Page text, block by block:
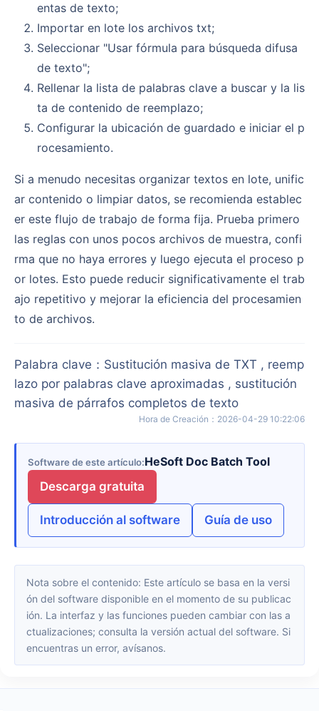
entas de texto;
Importar en lote los archivos txt;
Seleccionar "Usar fórmula para búsqueda difusa
de texto";
Rellenar la lista de palabras clave a buscar y la lis
ta de contenido de reemplazo;
Configurar la ubicación de guardado e iniciar el p
rocesamiento.
Si a menudo necesitas organizar textos en lote, unific
ar contenido o limpiar datos, se recomienda establec
er este flujo de trabajo de forma fija. Prueba primero
las reglas con unos pocos archivos de muestra, confi
rma que no haya errores y luego ejecuta el proceso p
or lotes. Esto puede reducir significativamente el trab
ajo repetitivo y mejorar la eficiencia del procesamien
to de archivos.
Palabra clave ： Sustitución masiva de TXT , reemp
lazo por palabras clave aproximadas , sustitución
masiva de párrafos completos de texto
Hora de Creación ： 2026-04-29 10:22:06
Software de este artículo HeSoft Doc Batch Tool
Descarga gratuita
Introducción al software Guía de uso
Nota sobre el contenido: Este artículo se basa en la versi
ón del software disponible en el momento de su publicac
ión. La interfaz y las funciones pueden cambiar con las a
ctualizaciones; consulta la versión actual del software. Si
encuentras un error, avísanos.